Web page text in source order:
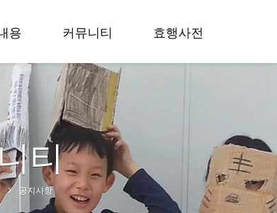
용
예술축
랑과 효
대회
무용제
커뮤니티
공지사항
홍보자료
사진갤러리
동영상
회원소식
참가신청
효행사전
티
공지사항